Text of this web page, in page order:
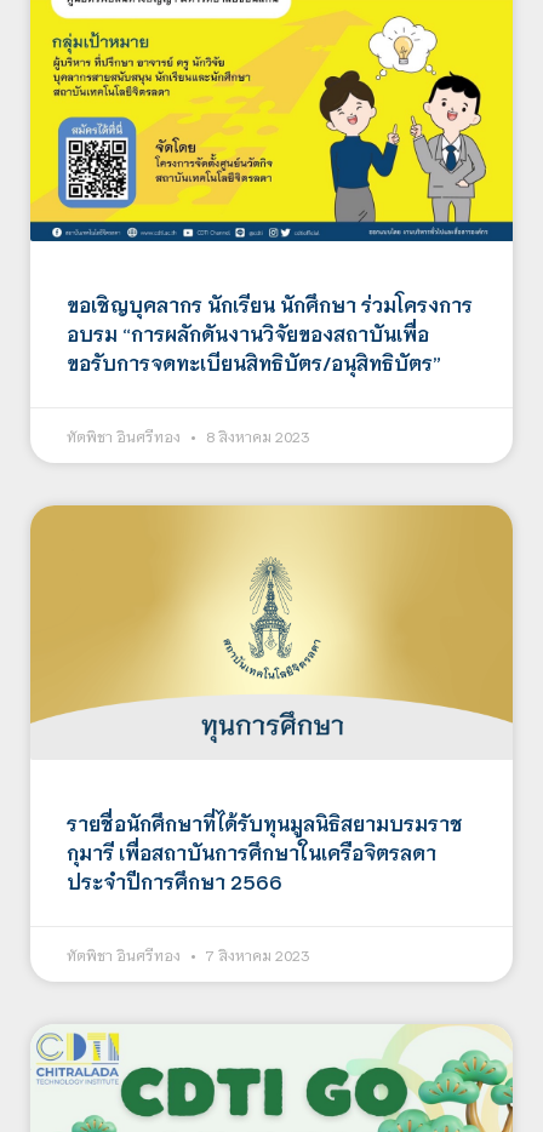
ขอเชิญบุคลากร นักเรียน นักศึกษา ร่วมโครงการ
อบรม “การผลักดันงานวิจัยของสถาบันเพื่อ
ขอรับการจดทะเบียนสิทธิบัตร/อนุสิทธิบัตร”
ทัตพิชา อินศรีทอง 8 สิงหาคม 2023
รายชื่อนักศึกษาที่ได้รับทุนมูลนิธิสยามบรมราช
กุมารี เพื่อสถาบันการศึกษาในเครือจิตรลดา
ประจำปีการศึกษา 2566
ทัตพิชา อินศรีทอง 7 สิงหาคม 2023